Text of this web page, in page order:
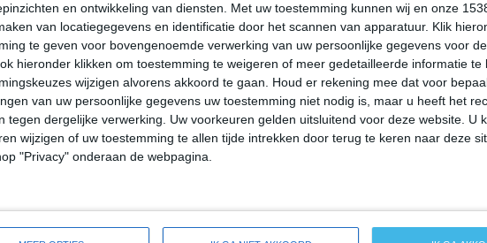
en ontwikkeling van diensten.
Met uw toestemming kunnen wij en onze
van locatiegegevens en identificatie door het scannen van apparatuur. Klik
te geven voor bovengenoemde verwerking van uw persoonlijke gegevens voor
hieronder klikken om toestemming te weigeren of meer gedetailleerde informatie te
wijzigen alvorens akkoord te gaan.
Houd er rekening mee dat voor
van uw persoonlijke gegevens uw toestemming niet nodig is, maar u heeft het
tegen dergelijke verwerking. Uw voorkeuren gelden uitsluitend voor deze website. U
wijzigen of uw toestemming te allen tijde intrekken door terug te keren naar deze
"Privacy" onderaan de webpagina.
17:00 20:00 23:00 02:00 05:00
17:00 20:00 23:00 02:00 05:00
4 WNW 4 WZW 3 WZW 2 WZW 2 WZW 2